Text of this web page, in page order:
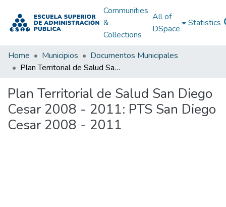
Communities
&
Collections
All of
DSpace
Statistics
Home Municipios
Documentos Municipales
Plan Territorial de Salud San Diego Cesar 2008 - 2011: PTS San Diego Cesar 2008 - 2011
Plan Territorial de Salud San Diego
Cesar 2008 - 2011: PTS San Diego
Cesar 2008 - 2011